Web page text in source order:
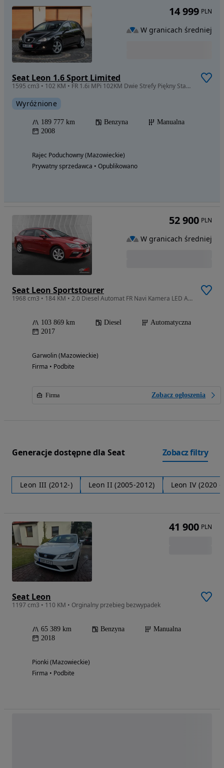
Seat Leon 1.6 Sport Limited
1595 cm3 • 102 KM • FR 1.6i MPi 102KM Dwie Strefy Piękny Stan POLECAM
Wyróżnione
189 777 km Benzyna
Manualna
2008
Rajec Poduchowny (Mazowieckie)
Prywatny sprzedawca • Opublikowano
14 999 PLN
W granicach średniej
Seat Leon Sportstourer
1968 cm3 • 184 KM • 2.0 Diesel Automat FR Navi Kamera LED Alcantara Prezentacja Video!
103 869 km Diesel
Automatyczna
2017
Garwolin (Mazowieckie)
Firma • Podbite
Firma Zobacz ogłoszenia
52 900 PLN
W granicach średniej
Generacje dostępne dla Seat Zobacz filtry
Leon III (2012-) Leon II (2005-2012) Leon IV (2020 -
Seat Leon
1197 cm3 • 110 KM • Orginalny przebieg bezwypadek
65 389 km Benzyna
Manualna
2018
Pionki (Mazowieckie)
Firma • Podbite
41 900 PLN